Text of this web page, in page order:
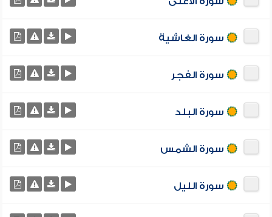
سورة الغاشية
سورة الفجر
سورة البلد
سورة الشمس
سورة الليل